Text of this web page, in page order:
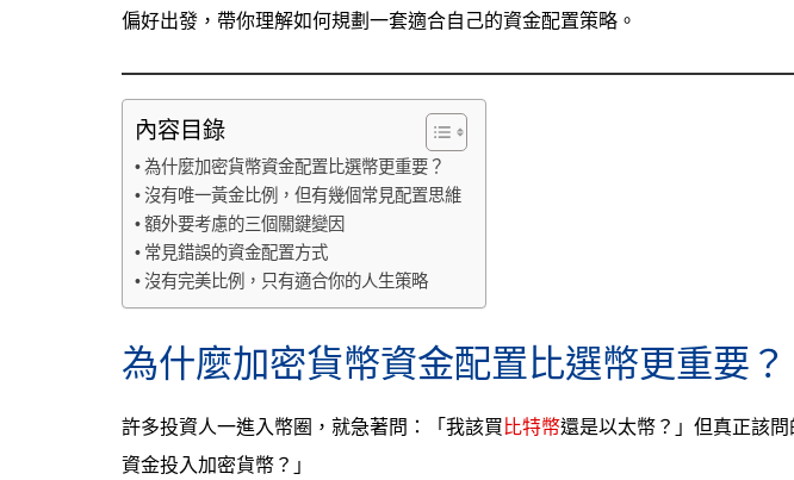
偏好出發，帶你理解如何規劃一套適合自己的資金配置策略。
內容目錄
為什麼加密貨幣資金配置比選幣更重要？
沒有唯一黃金比例，但有幾個常見配置思維
額外要考慮的三個關鍵變因
常見錯誤的資金配置方式
沒有完美比例，只有適合你的人生策略
為什麼加密貨幣資金配置比選幣更重要？
許多投資人一進入幣圈，就急著問：「我該買比特幣還是以太幣？」但真正該
資金投入加密貨幣？」